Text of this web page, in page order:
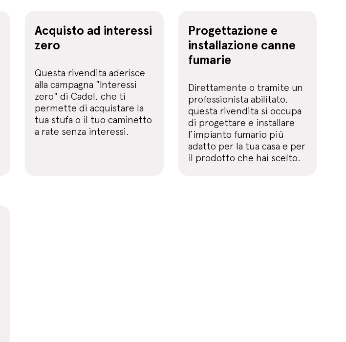
Acquisto ad interessi
zero
Questa rivendita aderisce
alla campagna "Interessi
zero" di Cadel, che ti
permette di acquistare la
tua stufa o il tuo caminetto
a rate senza interessi.
Progettazione e
installazione canne
fumarie
Direttamente o tramite un
professionista abilitato,
questa rivendita si occupa
di progettare e installare
l’impianto fumario più
adatto per la tua casa e per
il prodotto che hai scelto.